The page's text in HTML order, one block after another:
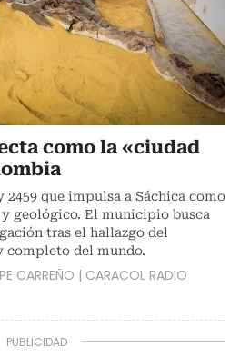
como la «ciudad
2459 que impulsa a Sáchica como
geológico. El municipio busca
tras el hallazgo del
completo del mundo.
CARREÑO | CARACOL RADIO